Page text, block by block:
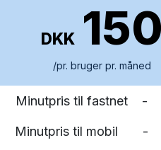
DKK 150
/pr. bruger pr. måned
Minutpris til fastnet -
Minutpris til mobil -